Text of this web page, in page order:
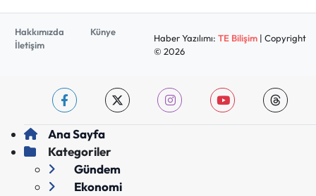
Hakkımızda
Künye
İletişim
Haber Yazılımı: TE Bilişim| Copyright
© 2026
Ana Sayfa
Kategoriler
Gündem
Ekonomi